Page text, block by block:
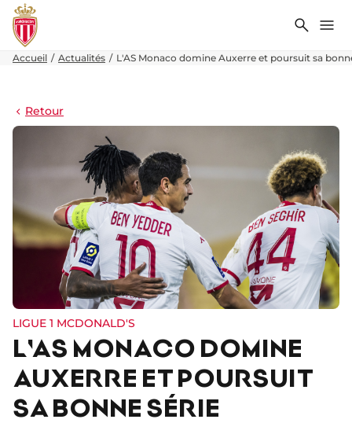
Accueil Actualités L'AS Monaco domine Auxerre et poursuit sa
Retour
LIGUE 1 MCDONALD'S
L'AS MONACO DOMINE
AUXERRE ET POURSUIT
SA BONNE SÉRIE